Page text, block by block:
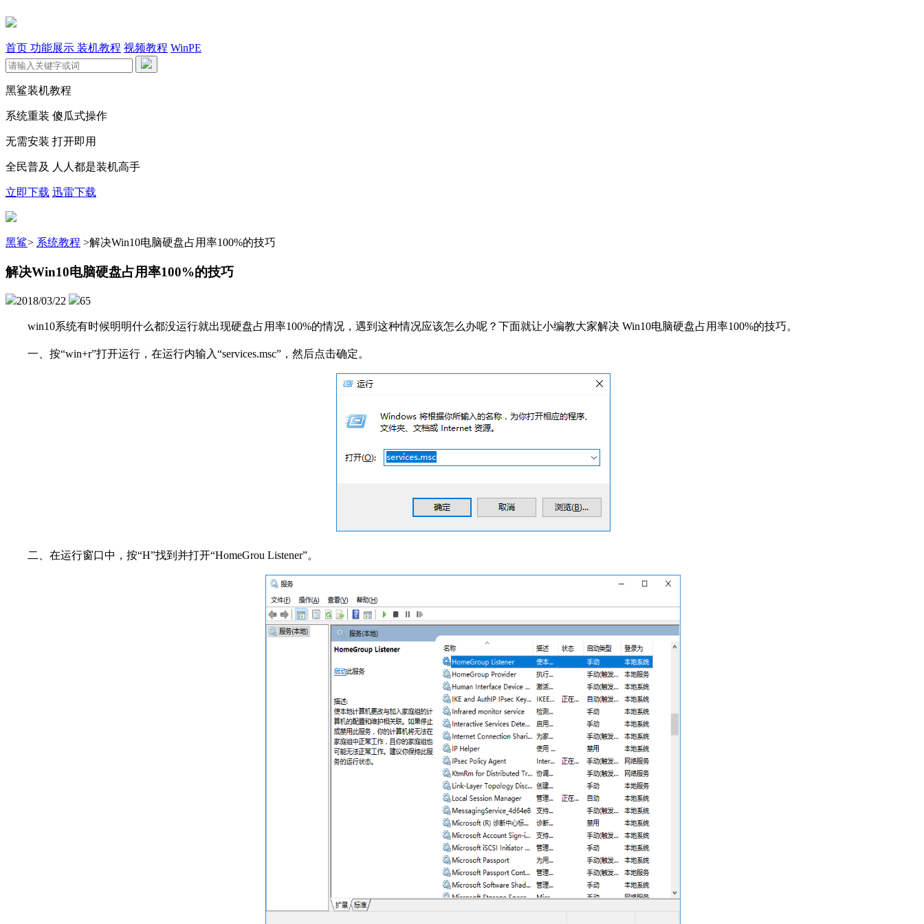
首页 功能展示 装机教程 视频教程 WinPE
黑鲨装机教程
系统重装 傻瓜式操作
无需安装 打开即用
全民普及 人人都是装机高手
立即下载 迅雷下载
黑鲨> 系统教程 >解决Win10电脑硬盘占用率100%的技巧
解决Win10电脑硬盘占用率100%的技巧
2018/03/22 65
win10系统有时候明明什么都没运行就出现硬盘占用率100%的情况，遇到这种情况应该怎么办呢？下面就让小编教大家解决 Win10电脑硬盘占用率100%的技巧。
一、按“win+r”打开运行，在运行内输入“services.msc”，然后点击确定。
二、在运行窗口中，按“H”找到并打开“HomeGrou Listener”。